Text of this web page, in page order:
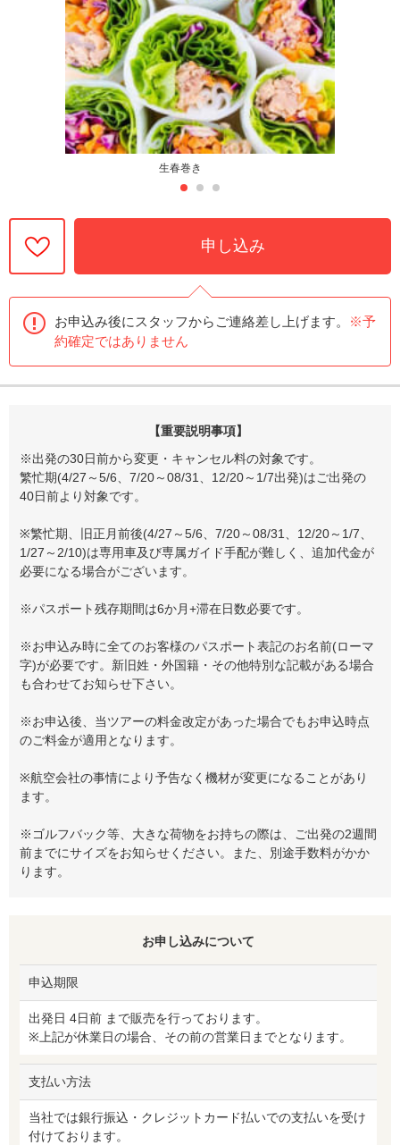
生春巻き
申し込み
お申込み後にスタッフからご連絡差し上げます。
※予
約確定ではありません
【重要説明事項】
※出発の30日前から変更・キャンセル料の対象です。
繁忙期(4/27～5/6、7/20～08/31、12/20～1/7出発)はご出発の
40日前より対象です。
※繁忙期、旧正月前後(4/27～5/6、7/20～08/31、12/20～1/7、
1/27～2/10)は専用車及び専属ガイド手配が難しく、追加代金が
必要になる場合がございます。
※パスポート残存期間は6か月+滞在日数必要です。
※お申込み時に全てのお客様のパスポート表記のお名前(ローマ
字)が必要です。新旧姓・外国籍・その他特別な記載がある場合
も合わせてお知らせ下さい。
※お申込後、当ツアーの料金改定があった場合でもお申込時点
のご料金が適用となります。
※航空会社の事情により予告なく機材が変更になることがあり
ます。
※ゴルフバック等、大きな荷物をお持ちの際は、ご出発の2週間
前までにサイズをお知らせください。また、別途手数料がかか
ります。
お申し込みについて
申込期限
出発日 4日前 まで販売を行っております。
※上記が休業日の場合、その前の営業日までとなります。
支払い方法
当社では銀行振込・クレジットカード払いでの支払いを受け
付けております。